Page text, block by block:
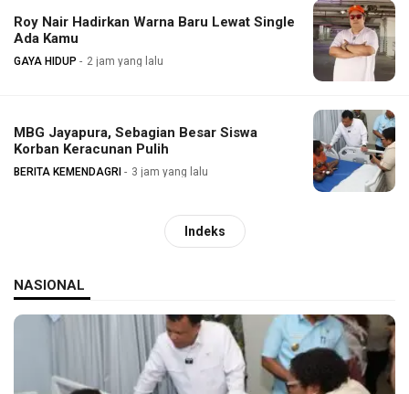
Roy Nair Hadirkan Warna Baru Lewat Single
Ada Kamu
GAYA HIDUP 2 jam yang lalu
MBG Jayapura, Sebagian Besar Siswa
Korban Keracunan Pulih
BERITA KEMENDAGRI 3 jam yang lalu
Indeks
NASIONAL